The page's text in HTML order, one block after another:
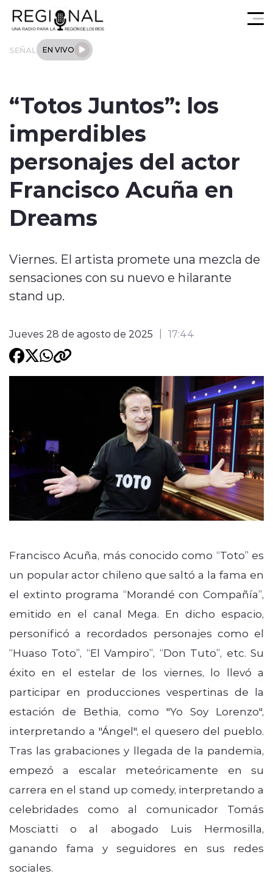
SEÑAL EN VIVO
Regional
Tendencias
Entrevistas
Programacion
modo claro
“Totos Juntos”: los
imperdibles
personajes del actor
Francisco Acuña en
Dreams
Viernes. El artista promete una mezcla de
sensaciones con su nuevo e hilarante
stand up.
Jueves 28 de agosto de 2025 17:44
Francisco Acuña, más conocido como “Toto” es
un popular actor chileno que saltó a la fama en
el extinto programa “Morandé con Compañía”,
emitido en el canal Mega. En dicho espacio,
personificó a recordados personajes como el
“Huaso Toto”, “El Vampiro”, “Don Tuto”, etc. Su
éxito en el estelar de los viernes, lo llevó a
participar en producciones vespertinas de la
estación de Bethia, como "Yo Soy Lorenzo",
interpretando a "Ángel", el quesero del pueblo.
Tras las grabaciones y llegada de la pandemia,
empezó a escalar meteóricamente en su
carrera en el stand up comedy, interpretando a
celebridades como al comunicador Tomás
Mosciatti o al abogado Luis Hermosilla,
ganando fama y seguidores en sus redes
sociales.